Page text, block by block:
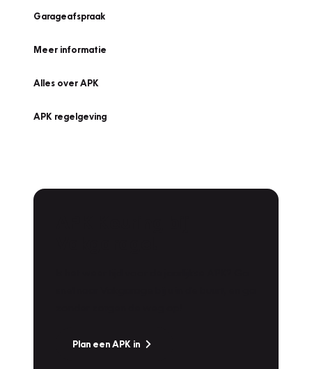
Garageafspraak
Meer informatie
Alles over APK
APK regelgeving
Plan een APK in